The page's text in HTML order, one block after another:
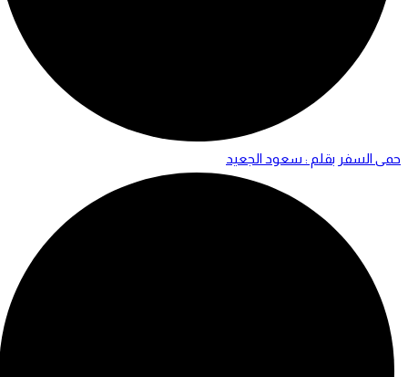
حمى السفر بقلم : سعود الجعيد